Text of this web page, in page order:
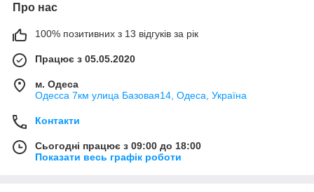
Про нас
100% позитивних з 13 відгуків за рік
Працює з 05.05.2020
м. Одеса
Одесса 7км улица Базовая14, Одеса, Україна
Контакти
Сьогодні працює з 09:00 до 18:00
Показати весь графік роботи